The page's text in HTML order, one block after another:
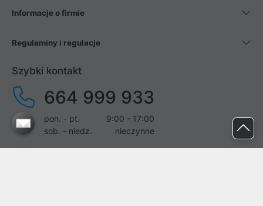
Informacje o firmie
Regulaminy i regulacje
Szybki kontakt
664 999 933
pon. - pt.
9:00 - 17:00
sob. - niedz.
nieczynne